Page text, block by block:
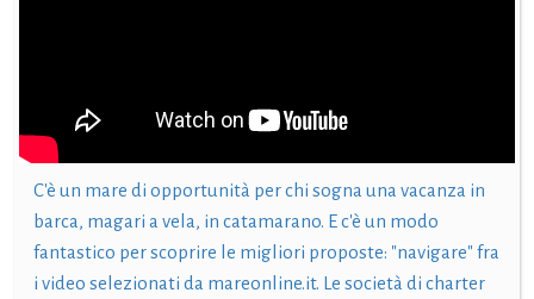
C'è un mare di opportunità per chi sogna una vacanza in
barca, magari a vela, in catamarano. E c'è un modo
fantastico per scoprire le migliori proposte: "navigare" fra
i video selezionati da mareonline.it. Le società di charter